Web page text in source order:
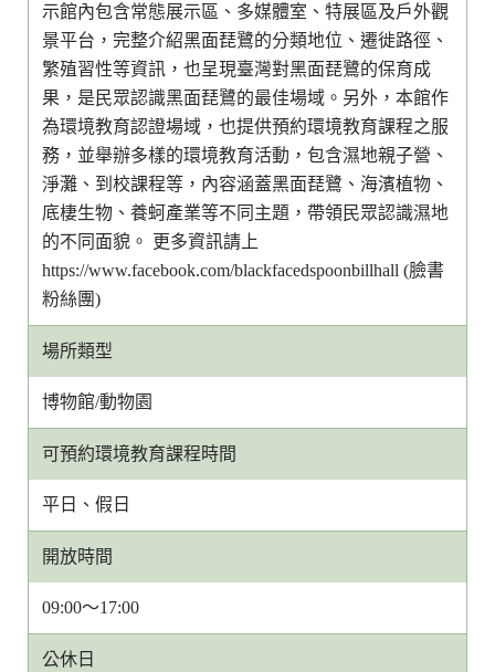
示館內包含常態展示區、多媒體室、特展區及戶外觀
景平台，完整介紹黑面琵鷺的分類地位、遷徙路徑、
繁殖習性等資訊，也呈現臺灣對黑面琵鷺的保育成
果，是民眾認識黑面琵鷺的最佳場域。另外，本館作
為環境教育認證場域，也提供預約環境教育課程之服
務，並舉辦多樣的環境教育活動，包含濕地親子營、
淨灘、到校課程等，內容涵蓋黑面琵鷺、海濱植物、
底棲生物、養蚵產業等不同主題，帶領民眾認識濕地
的不同面貌。 更多資訊請上
https://www.facebook.com/blackfacedspoonbillhall (臉書
粉絲團)
場所類型
博物館/動物園
可預約環境教育課程時間
平日、假日
開放時間
09:00～17:00
公休日